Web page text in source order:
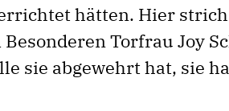
hätten. Hier
Torfrau Joy
sie abgewehrt hat, sie